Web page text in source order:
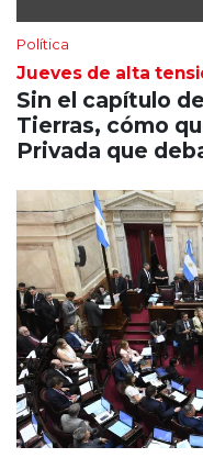
Política
Jueves de alta
Sin el capítulo
Tierras, cómo
Privada que